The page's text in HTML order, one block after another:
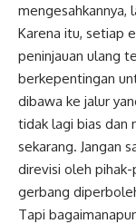
mengesahkannya,
Karena itu, setiap
peninjauan ulang
berkepentingan
dibawa ke jalur
tidak lagi bias dan
sekarang. Jangan
direvisi oleh
gerbang
Tapi